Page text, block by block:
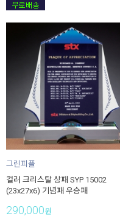
그린피플
컬러 크리스탈 상패 SYP 15002
(23x27x6) 기념패 우승패
290,000원